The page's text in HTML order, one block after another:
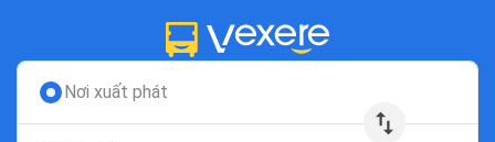
Nơi xuất phát